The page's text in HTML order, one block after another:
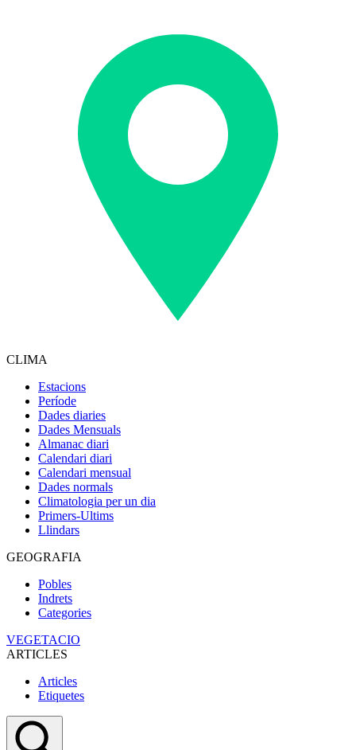
CLIMA
Estacions
Període
Dades diaries
Dades Mensuals
Almanac diari
Calendari diari
Calendari mensual
Dades normals
Climatologia per un dia
Primers-Ultims
Llindars
GEOGRAFIA
Pobles
Indrets
Categories
VEGETACIO
ARTICLES
Articles
Etiquetes